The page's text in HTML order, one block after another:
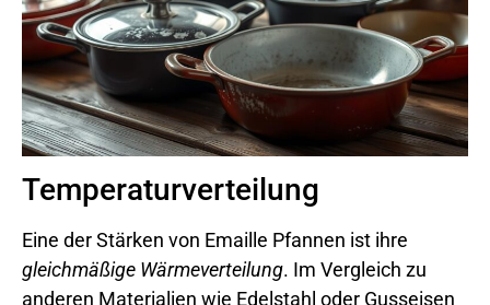
Temperaturverteilung
Eine der Stärken von Emaille Pfannen ist ihre
gleichmäßige Wärmeverteilung. Im Vergleich zu
anderen Materialien wie Edelstahl oder Gusseisen